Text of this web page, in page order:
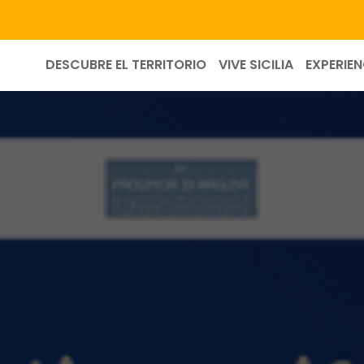
DESCUBRE EL TERRITORIO VIVE SICILIA